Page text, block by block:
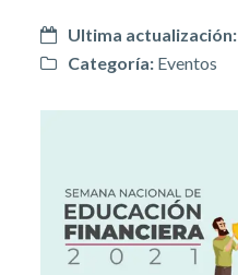
Ultima actualización:
Categoría: Eventos